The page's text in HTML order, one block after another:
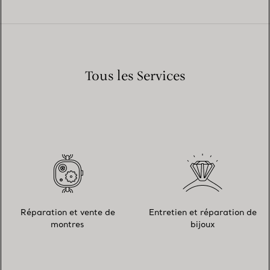
Tous les Services
Réparation et vente de
montres
Entretien et réparation de
bijoux